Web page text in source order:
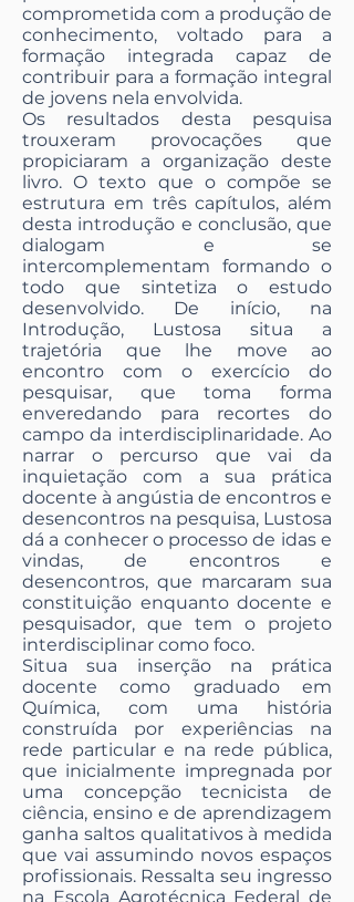
comprometida com a produção de
conhecimento, voltado para a
formação integrada capaz de
contribuir para a formação integral
de jovens nela envolvida.
Os resultados desta pesquisa
trouxeram provocações que
propiciaram a organização deste
livro. O texto que o compõe se
estrutura em três capítulos, além
desta introdução e conclusão, que
dialogam e se
intercomplementam formando o
todo que sintetiza o estudo
desenvolvido. De início, na
Introdução, Lustosa situa a
trajetória que lhe move ao
encontro com o exercício do
pesquisar, que toma forma
enveredando para recortes do
campo da interdisciplinaridade. Ao
narrar o percurso que vai da
inquietação com a sua prática
docente à angústia de encontros e
desencontros na pesquisa, Lustosa
dá a conhecer o processo de idas e
vindas, de encontros e
desencontros, que marcaram sua
constituição enquanto docente e
pesquisador, que tem o projeto
interdisciplinar como foco.
Situa sua inserção na prática
docente como graduado em
Química, com uma história
construída por experiências na
rede particular e na rede pública,
que inicialmente impregnada por
uma concepção tecnicista de
ciência, ensino e de aprendizagem
ganha saltos qualitativos à medida
que vai assumindo novos espaços
profissionais. Ressalta seu ingresso
na Escola Agrotécnica Federal de